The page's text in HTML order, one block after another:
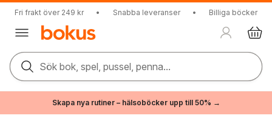
Fri frakt över 249 kr • Snabba leveranser • Billiga böcker
Sök bok, spel, pussel, penna...
Skapa nya rutiner – hälsoböcker upp till 50% →